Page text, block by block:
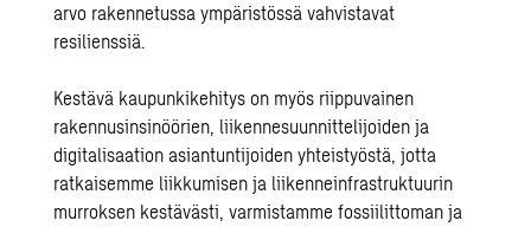
arvo rakennetussa ympäristössä vahvistavat
resilienssiä.
Kestävä kaupunkikehitys on myös riippuvainen
rakennusinsinöörien, liikennesuunnittelijoiden ja
digitalisaation asiantuntijoiden yhteistyöstä, jotta
ratkaisemme liikkumisen ja liikenneinfrastruktuurin
murroksen kestävästi, varmistamme fossiilittoman ja